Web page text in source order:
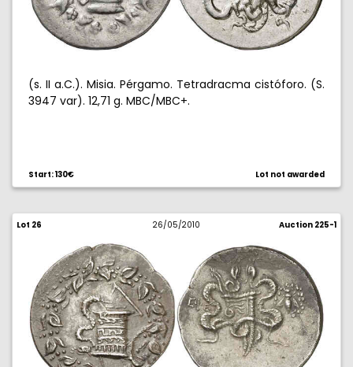
(s. II a.C.). Misia. Pérgamo. Tetradracma cistóforo. (S.
3947 var). 12,71 g. MBC/MBC+.
Start: 130€ Lot not awarded
Lot 26 26/05/2010 Auction 225-1